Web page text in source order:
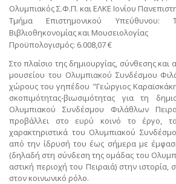
Ολυμπιακός Σ.Φ.Π. και ΕΛΚΕ Ιονίου
Τμήμα Επιστημονικού Υπεύθυνου:
Βιβλιοθηκονομίας και Μουσειολογίας
Προϋπολογισμός: 6.008,07 €
Στο πλαίσιο της δημιουργίας, σύνθεσης και
μουσείου του Ολυμπιακού Συνδέσμου
χώρους του γηπέδου "Γεώργιος
σκοπιμότητας-βιωσιμότητας για τη
Ολυμπιακού Συνδέσμου Φιλάθλων
προβάλλει στο ευρύ κοινό το έργο,
χαρακτηριστικά του Ολυμπιακού
από την ίδρυσή του έως σήμερα με
(δηλαδή στη σύνδεση της ομάδας του
αστική περιοχή του Πειραιά) στην ιστορία,
στον κοινωνικό ρόλο.